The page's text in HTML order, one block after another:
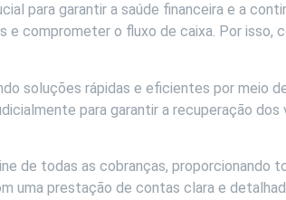
para garantir a saúde financeira e a
comprometer o fluxo de caixa. Por isso,
soluções rápidas e eficientes por meio
para garantir a recuperação
de todas as cobranças, proporcionando
uma prestação de contas clara e